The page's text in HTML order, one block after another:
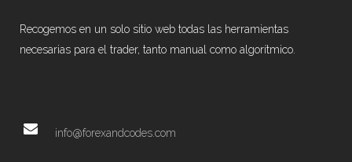
Recogemos en un solo sitio web todas las herramientas
necesarias para el trader, tanto manual como algorítmico.
info@forexandcodes.com